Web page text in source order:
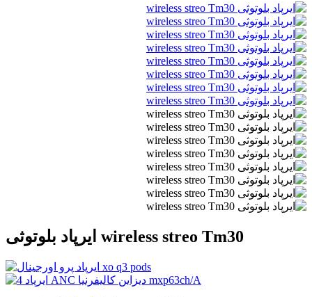
ایرپاد بلوتوثی wireless streo Tm30